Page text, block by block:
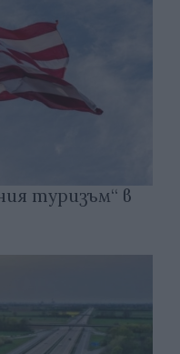
туризъм“ в